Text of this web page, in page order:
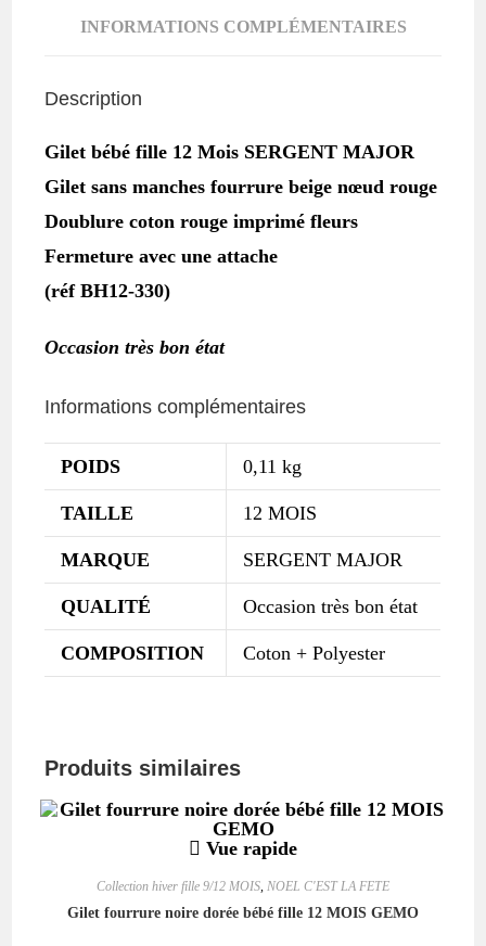
INFORMATIONS COMPLÉMENTAIRES
Description
Gilet bébé fille 12 Mois SERGENT MAJOR
Gilet sans manches fourrure beige nœud rouge
Doublure coton rouge imprimé fleurs
Fermeture avec une attache
(réf BH12-330)
Occasion très bon état
Informations complémentaires
POIDS 0,11 kg
TAILLE 12 MOIS
MARQUE SERGENT MAJOR
QUALITÉ Occasion très bon état
COMPOSITION Coton + Polyester
Produits similaires
Vue rapide
Collection hiver fille 9/12 MOIS, NOEL C'EST LA FETE
Gilet fourrure noire dorée bébé fille 12 MOIS GEMO